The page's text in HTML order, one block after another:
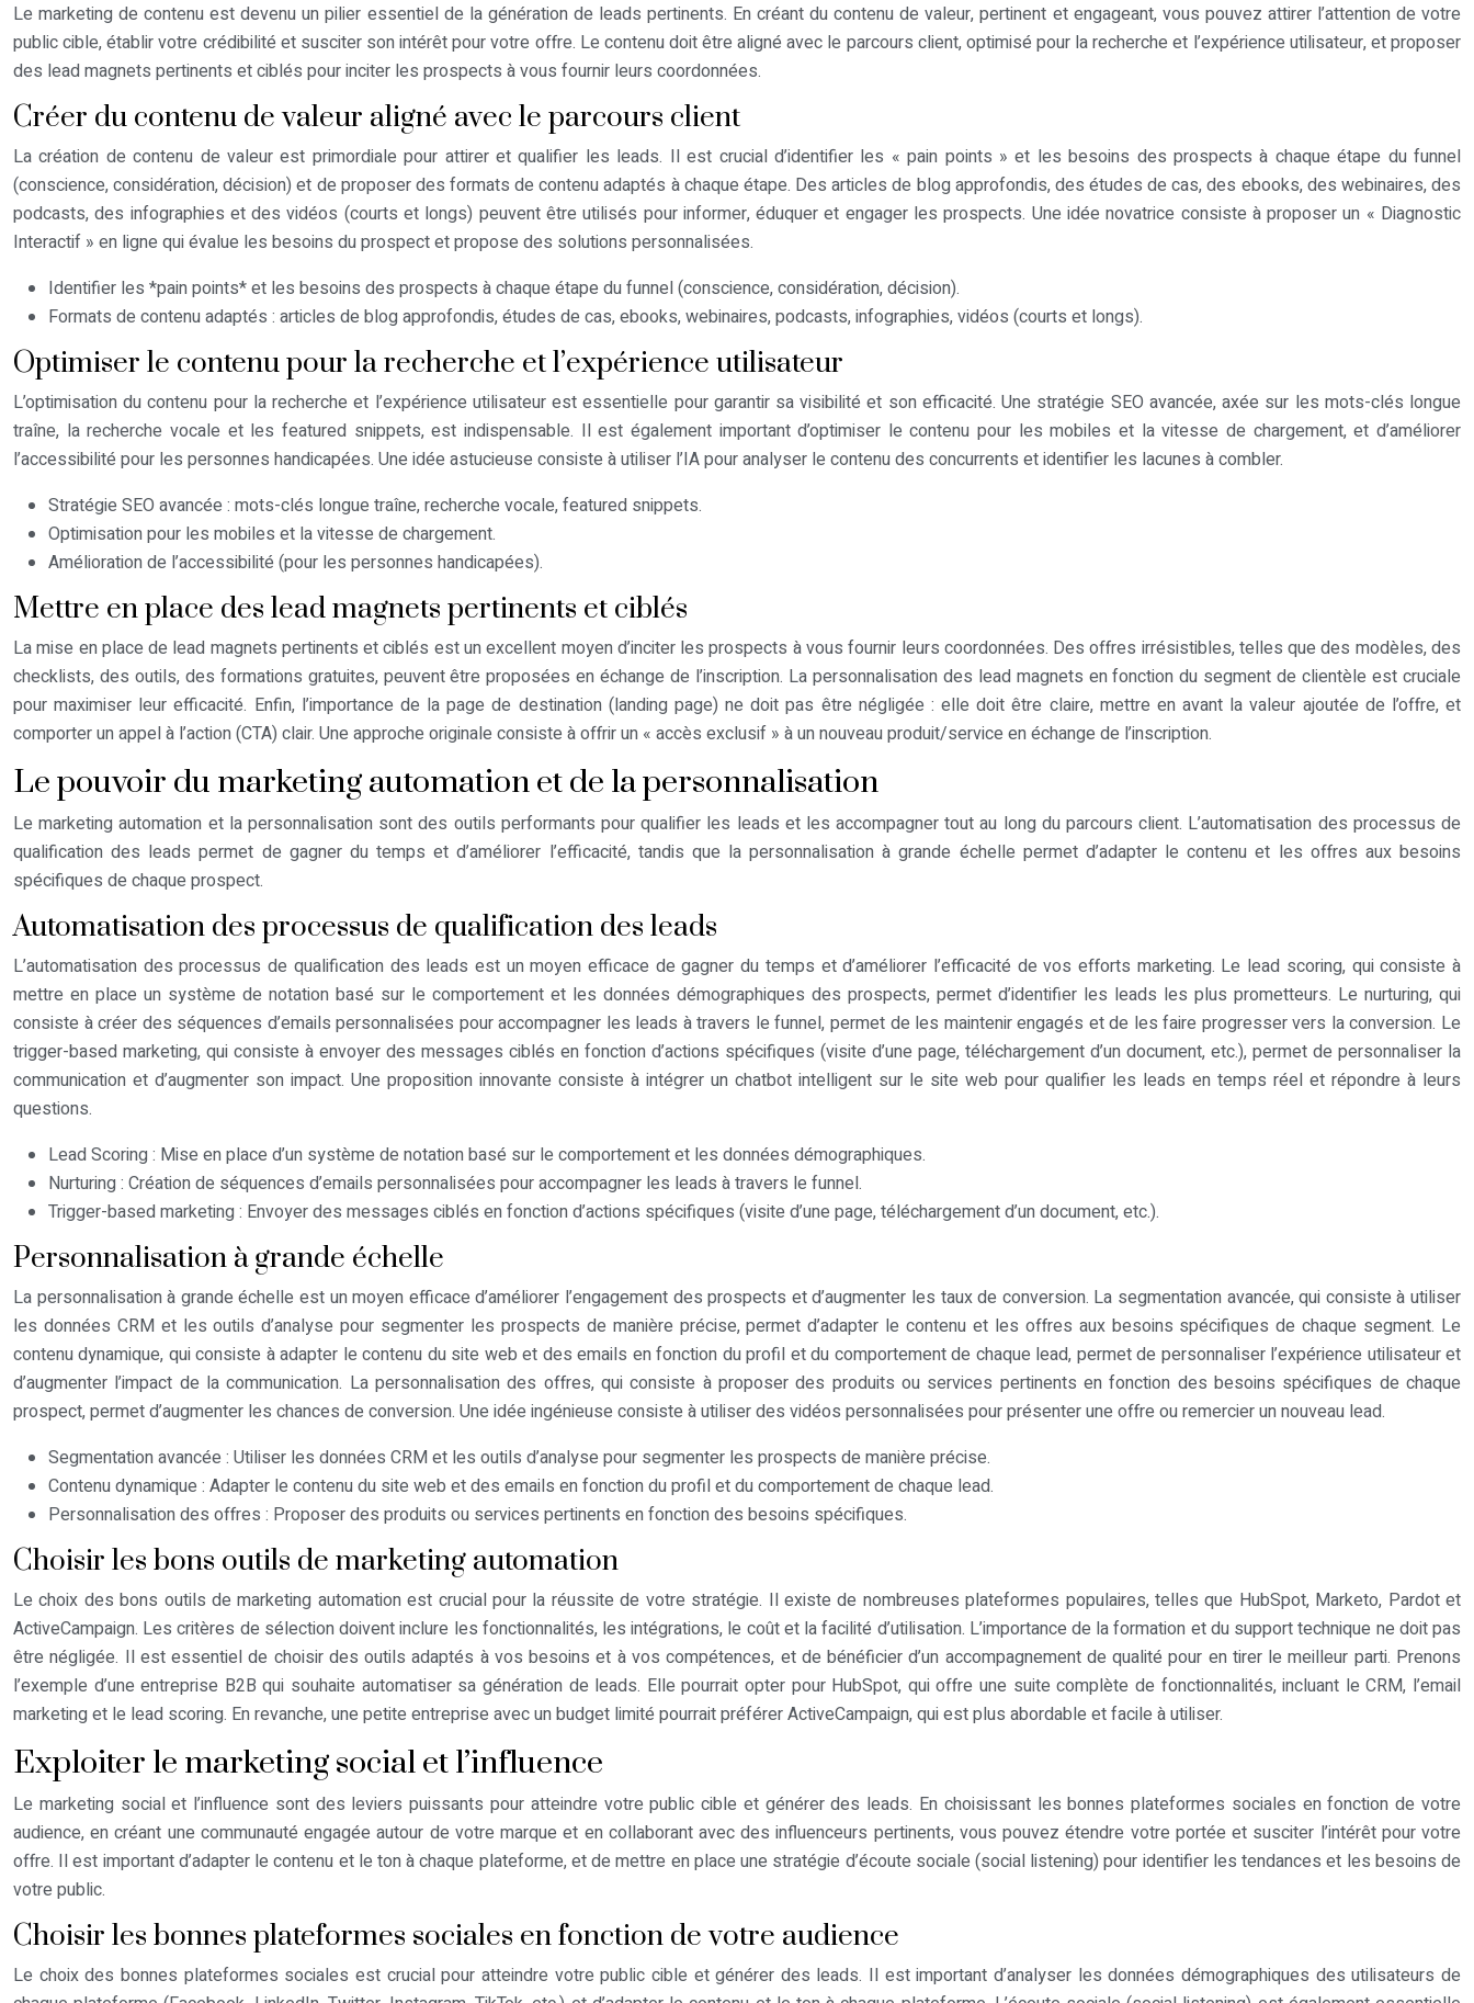
Le marketing de contenu est devenu un pilier essentiel de la génération de leads pertinents. En créant du contenu de valeur, pertinent et engageant, vous pouvez attirer l’attention de votre
public cible, établir votre crédibilité et susciter son intérêt pour votre offre. Le contenu doit être aligné avec le parcours client, optimisé pour la recherche et l’expérience utilisateur, et proposer
des lead magnets pertinents et ciblés pour inciter les prospects à vous fournir leurs coordonnées.
Créer du contenu de valeur aligné avec le parcours client
La création de contenu de valeur est primordiale pour attirer et qualifier les leads. Il est crucial d’identifier les « pain points » et les besoins des prospects à chaque étape du funnel
(conscience, considération, décision) et de proposer des formats de contenu adaptés à chaque étape. Des articles de blog approfondis, des études de cas, des ebooks, des webinaires, des
podcasts, des infographies et des vidéos (courts et longs) peuvent être utilisés pour informer, éduquer et engager les prospects. Une idée novatrice consiste à proposer un « Diagnostic
Interactif » en ligne qui évalue les besoins du prospect et propose des solutions personnalisées.
Identifier les *pain points* et les besoins des prospects à chaque étape du funnel (conscience, considération, décision).
Formats de contenu adaptés : articles de blog approfondis, études de cas, ebooks, webinaires, podcasts, infographies, vidéos (courts et longs).
Optimiser le contenu pour la recherche et l’expérience utilisateur
L’optimisation du contenu pour la recherche et l’expérience utilisateur est essentielle pour garantir sa visibilité et son efficacité. Une stratégie SEO avancée, axée sur les mots-clés longue
traîne, la recherche vocale et les featured snippets, est indispensable. Il est également important d’optimiser le contenu pour les mobiles et la vitesse de chargement, et d’améliorer
l’accessibilité pour les personnes handicapées. Une idée astucieuse consiste à utiliser l’IA pour analyser le contenu des concurrents et identifier les lacunes à combler.
Stratégie SEO avancée : mots-clés longue traîne, recherche vocale, featured snippets.
Optimisation pour les mobiles et la vitesse de chargement.
Amélioration de l’accessibilité (pour les personnes handicapées).
Mettre en place des lead magnets pertinents et ciblés
La mise en place de lead magnets pertinents et ciblés est un excellent moyen d’inciter les prospects à vous fournir leurs coordonnées. Des offres irrésistibles, telles que des modèles, des
checklists, des outils, des formations gratuites, peuvent être proposées en échange de l’inscription. La personnalisation des lead magnets en fonction du segment de clientèle est cruciale
pour maximiser leur efficacité. Enfin, l’importance de la page de destination (landing page) ne doit pas être négligée : elle doit être claire, mettre en avant la valeur ajoutée de l’offre, et
comporter un appel à l’action (CTA) clair. Une approche originale consiste à offrir un « accès exclusif » à un nouveau produit/service en échange de l’inscription.
Le pouvoir du marketing automation et de la personnalisation
Le marketing automation et la personnalisation sont des outils performants pour qualifier les leads et les accompagner tout au long du parcours client. L’automatisation des processus de
qualification des leads permet de gagner du temps et d’améliorer l’efficacité, tandis que la personnalisation à grande échelle permet d’adapter le contenu et les offres aux besoins
spécifiques de chaque prospect.
Automatisation des processus de qualification des leads
L’automatisation des processus de qualification des leads est un moyen efficace de gagner du temps et d’améliorer l’efficacité de vos efforts marketing. Le lead scoring, qui consiste à
mettre en place un système de notation basé sur le comportement et les données démographiques des prospects, permet d’identifier les leads les plus prometteurs. Le nurturing, qui
consiste à créer des séquences d’emails personnalisées pour accompagner les leads à travers le funnel, permet de les maintenir engagés et de les faire progresser vers la conversion. Le
trigger-based marketing, qui consiste à envoyer des messages ciblés en fonction d’actions spécifiques (visite d’une page, téléchargement d’un document, etc.), permet de personnaliser la
communication et d’augmenter son impact. Une proposition innovante consiste à intégrer un chatbot intelligent sur le site web pour qualifier les leads en temps réel et répondre à leurs
questions.
Lead Scoring : Mise en place d’un système de notation basé sur le comportement et les données démographiques.
Nurturing : Création de séquences d’emails personnalisées pour accompagner les leads à travers le funnel.
Trigger-based marketing : Envoyer des messages ciblés en fonction d’actions spécifiques (visite d’une page, téléchargement d’un document, etc.).
Personnalisation à grande échelle
La personnalisation à grande échelle est un moyen efficace d’améliorer l’engagement des prospects et d’augmenter les taux de conversion. La segmentation avancée, qui consiste à utiliser
les données CRM et les outils d’analyse pour segmenter les prospects de manière précise, permet d’adapter le contenu et les offres aux besoins spécifiques de chaque segment. Le
contenu dynamique, qui consiste à adapter le contenu du site web et des emails en fonction du profil et du comportement de chaque lead, permet de personnaliser l’expérience utilisateur et
d’augmenter l’impact de la communication. La personnalisation des offres, qui consiste à proposer des produits ou services pertinents en fonction des besoins spécifiques de chaque
prospect, permet d’augmenter les chances de conversion. Une idée ingénieuse consiste à utiliser des vidéos personnalisées pour présenter une offre ou remercier un nouveau lead.
Segmentation avancée : Utiliser les données CRM et les outils d’analyse pour segmenter les prospects de manière précise.
Contenu dynamique : Adapter le contenu du site web et des emails en fonction du profil et du comportement de chaque lead.
Personnalisation des offres : Proposer des produits ou services pertinents en fonction des besoins spécifiques.
Choisir les bons outils de marketing automation
Le choix des bons outils de marketing automation est crucial pour la réussite de votre stratégie. Il existe de nombreuses plateformes populaires, telles que HubSpot, Marketo, Pardot et
ActiveCampaign. Les critères de sélection doivent inclure les fonctionnalités, les intégrations, le coût et la facilité d’utilisation. L’importance de la formation et du support technique ne doit pas
être négligée. Il est essentiel de choisir des outils adaptés à vos besoins et à vos compétences, et de bénéficier d’un accompagnement de qualité pour en tirer le meilleur parti. Prenons
l’exemple d’une entreprise B2B qui souhaite automatiser sa génération de leads. Elle pourrait opter pour HubSpot, qui offre une suite complète de fonctionnalités, incluant le CRM, l’email
marketing et le lead scoring. En revanche, une petite entreprise avec un budget limité pourrait préférer ActiveCampaign, qui est plus abordable et facile à utiliser.
Exploiter le marketing social et l’influence
Le marketing social et l’influence sont des leviers puissants pour atteindre votre public cible et générer des leads. En choisissant les bonnes plateformes sociales en fonction de votre
audience, en créant une communauté engagée autour de votre marque et en collaborant avec des influenceurs pertinents, vous pouvez étendre votre portée et susciter l’intérêt pour votre
offre. Il est important d’adapter le contenu et le ton à chaque plateforme, et de mettre en place une stratégie d’écoute sociale (social listening) pour identifier les tendances et les besoins de
votre public.
Choisir les bonnes plateformes sociales en fonction de votre audience
Le choix des bonnes plateformes sociales est crucial pour atteindre votre public cible et générer des leads. Il est important d’analyser les données démographiques des utilisateurs de